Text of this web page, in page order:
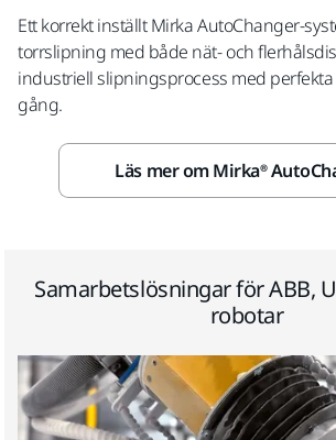
Ett korrekt inställt Mirka AutoChanger-
torrslipning med både nät- och
industriell slipningsprocess med
gång.
Läs mer om Mirka®
Samarbetslösningar för ABB,
robotar